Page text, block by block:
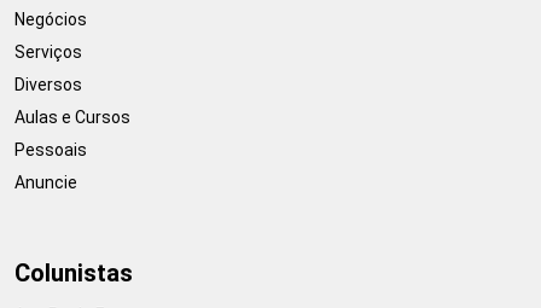
Negócios
Serviços
Diversos
Aulas e Cursos
Pessoais
Anuncie
Colunistas